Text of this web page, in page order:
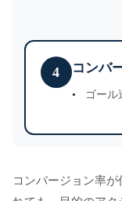
4 コンバ
ゴール
コンバージョン率